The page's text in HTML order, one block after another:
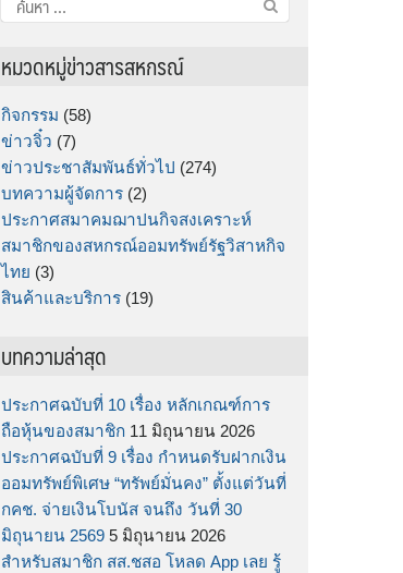
สำหรับ:
หมวดหมู่ข่าวสารสหกรณ์
กิจกรรม (58)
ข่าวจิ๋ว (7)
ข่าวประชาสัมพันธ์ทั่วไป (274)
บทความผู้จัดการ (2)
ประกาศสมาคมฌาปนกิจสงเคราะห์
สมาชิกของสหกรณ์ออมทรัพย์รัฐวิสาหกิจ
ไทย (3)
สินค้าและบริการ (19)
บทความล่าสุด
ประกาศฉบับที่ 10 เรื่อง หลักเกณฑ์การ
ถือหุ้นของสมาชิก 11 มิถุนายน 2026
ประกาศฉบับที่ 9 เรื่อง กำหนดรับฝากเงิน
ออมทรัพย์พิเศษ “ทรัพย์มั่นคง” ตั้งแต่วันที่
กคช. จ่ายเงินโบนัส จนถึง วันที่ 30
มิถุนายน 2569 5 มิถุนายน 2026
สำหรับสมาชิก สส.ชสอ โหลด App เลย รู้